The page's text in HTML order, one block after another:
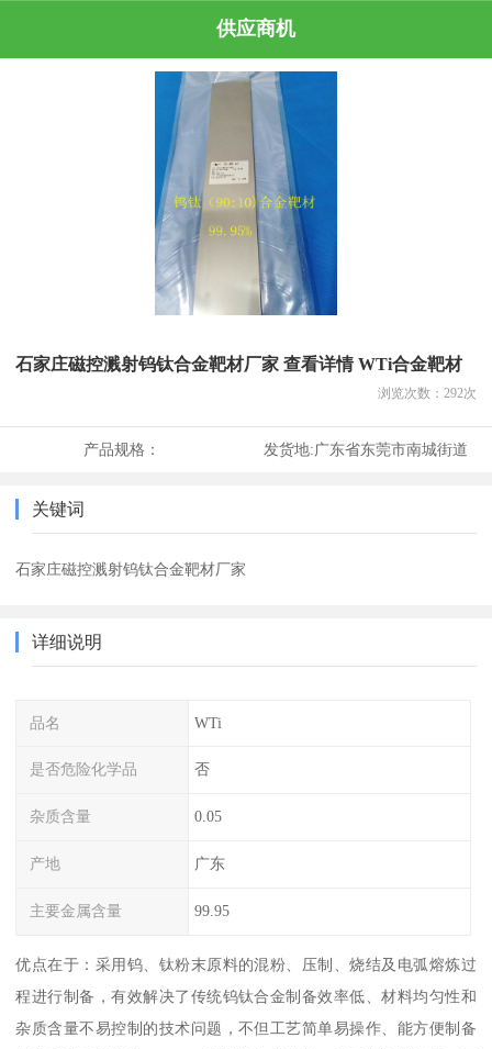
供应商机
石家庄磁控溅射钨钛合金靶材厂家 查看详情 WTi合金靶材
浏览次数： 292次
产品规格： 发货地:广东省东莞市南城街道
关键词
石家庄磁控溅射钨钛合金靶材厂家
详细说明
品名 WTi
是否危险化学品 否
杂质含量 0.05
产地 广东
主要金属含量 99.95
优点在于：采用钨、钛粉末原料的混粉、压制、烧结及电弧熔炼过
程进行制备，有效解决了传统钨钛合金制备效率低、材料均匀性和
杂质含量不易控制的技术问题，不但工艺简单易操作、能方便制备